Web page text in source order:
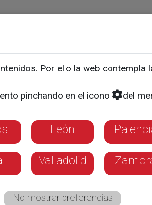
están
Por ello la web contempla
pinchando en el icono
del
León
Valladolid
No mostrar preferencias